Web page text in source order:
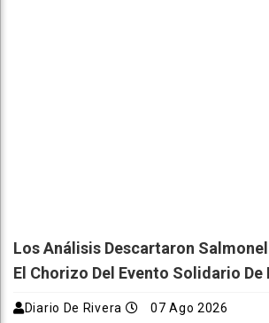
Los Análisis Descartaron
El Chorizo Del Evento Solidario De
Diario De Rivera 07 Ago 2026